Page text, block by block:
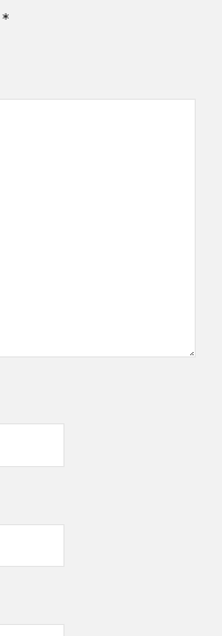
*